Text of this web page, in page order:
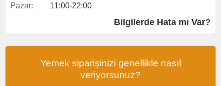
Pazar:
11:00-22:00
Bilgilerde Hata mı Var?
Yemek siparişinizi genellikle nasıl
veriyorsunuz?